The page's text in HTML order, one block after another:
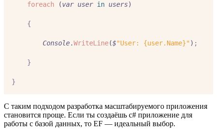
foreach (var user in users)
{
Console.WriteLine($"User: {user.Name}") ;
}
}
С таким подходом разработка масштабируемого приложения
становится проще. Если ты создаёшь c# приложение для
работы с базой данных, то EF — идеальный выбор.